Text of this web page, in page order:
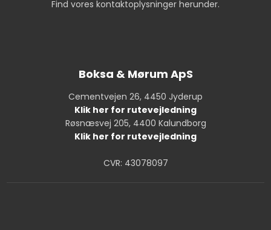
Find vores kontaktoplysninger herunder.
Boksa & Mørum ApS
Cementvejen 26, 4450 Jyderup
Klik her for rutevejledning
Røsnæsvej 205, 4400 Kalundborg
Klik her for rutevejledning
CVR: 43078097